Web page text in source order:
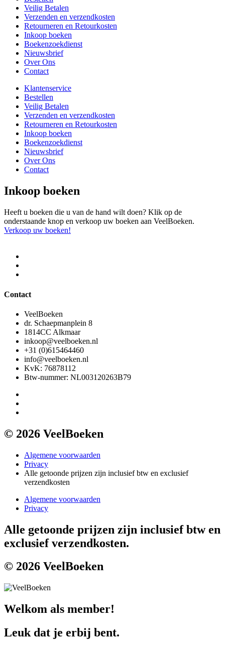
Veilig Betalen
Verzenden en verzendkosten
Retourneren en Retourkosten
Inkoop boeken
Boekenzoekdienst
Nieuwsbrief
Over Ons
Contact
Klantenservice
Bestellen
Veilig Betalen
Verzenden en verzendkosten
Retourneren en Retourkosten
Inkoop boeken
Boekenzoekdienst
Nieuwsbrief
Over Ons
Contact
Inkoop boeken
Heeft u boeken die u van de hand wilt doen? Klik op de
onderstaande knop en verkoop uw boeken aan VeelBoeken.
Verkoop uw boeken!
Contact
VeelBoeken
dr. Schaepmanplein 8
1814CC Alkmaar
inkoop@veelboeken.nl
+31 (0)615464460
info@veelboeken.nl
KvK: 76878112
Btw-nummer: NL003120263B79
© 2026 VeelBoeken
Algemene voorwaarden
Privacy
Alle getoonde prijzen zijn inclusief btw en exclusief
verzendkosten
Algemene voorwaarden
Privacy
Alle getoonde prijzen zijn inclusief btw en
exclusief verzendkosten.
© 2026 VeelBoeken
Welkom als member!
Leuk dat je erbij bent.